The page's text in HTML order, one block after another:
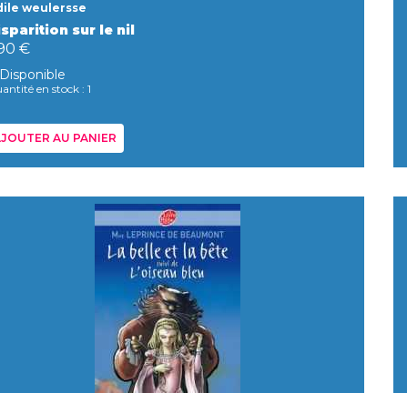
weulersse
sur le nil
€
Disponible
en stock : 1
AU PANIER